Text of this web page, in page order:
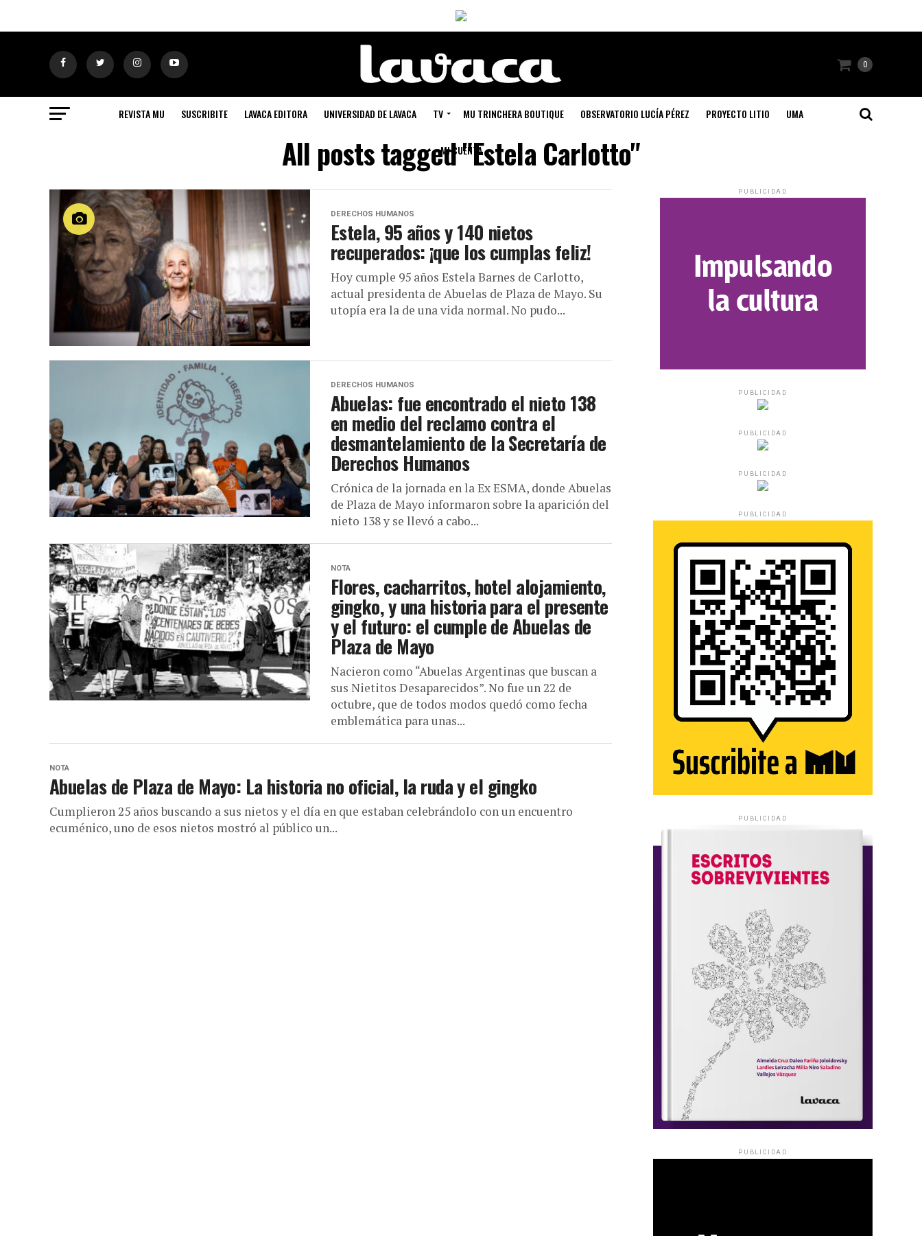
0
REVISTA MU SUSCRIBITE LAVACA EDITORA UNIVERSIDAD DE LAVACA TV MU TRINCHERA BOUTIQUE OBSERVATORIO LUCÍA PÉREZ PROYECTO LITIO UMA
MI CUENTA
All posts tagged "Estela Carlotto"
DERECHOS HUMANOS
Estela, 95 años y 140 nietos
recuperados: ¡que los cumplas feliz!
Hoy cumple 95 años Estela Barnes de Carlotto,
actual presidenta de Abuelas de Plaza de Mayo. Su
utopía era la de una vida normal. No pudo...
DERECHOS HUMANOS
Abuelas: fue encontrado el nieto 138
en medio del reclamo contra el
desmantelamiento de la Secretaría de
Derechos Humanos
Crónica de la jornada en la Ex ESMA, donde Abuelas
de Plaza de Mayo informaron sobre la aparición del
nieto 138 y se llevó a cabo...
NOTA
Flores, cacharritos, hotel alojamiento,
gingko, y una historia para el presente
y el futuro: el cumple de Abuelas de
Plaza de Mayo
Nacieron como “Abuelas Argentinas que buscan a
sus Nietitos Desaparecidos”. No fue un 22 de
octubre, que de todos modos quedó como fecha
emblemática para unas...
NOTA
Abuelas de Plaza de Mayo: La historia no oficial, la ruda y el gingko
Cumplieron 25 años buscando a sus nietos y el día en que estaban celebrándolo con un encuentro
ecuménico, uno de esos nietos mostró al público un...
PUBLICIDAD
PUBLICIDAD
PUBLICIDAD
PUBLICIDAD
PUBLICIDAD
PUBLICIDAD
PUBLICIDAD